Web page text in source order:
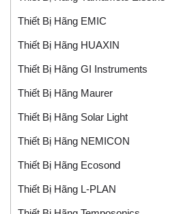
Thiết Bị Hãng EMIC
Thiết Bị Hãng HUAXIN
Thiết Bị Hãng GI Instruments
Thiết Bị Hãng Maurer
Thiết Bị Hãng Solar Light
Thiết Bị Hãng NEMICON
Thiết Bị Hãng Ecosond
Thiết Bị Hãng L-PLAN